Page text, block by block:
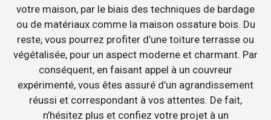
votre maison, par le biais des techniques de bardage
ou de matériaux comme la maison ossature bois. Du
reste, vous pourrez profiter d’une toiture terrasse ou
végétalisée, pour un aspect moderne et charmant. Par
conséquent, en faisant appel à un couvreur
expérimenté, vous êtes assuré d’un agrandissement
réussi et correspondant à vos attentes. De fait,
n’hésitez plus et confiez votre projet à un